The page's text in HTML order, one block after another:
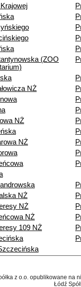
(ZOO
NŻ
NŻ
NŻ
NŻ
NŻ
NŻ
109 NŻ
z o.o. opublikowane
Łódź